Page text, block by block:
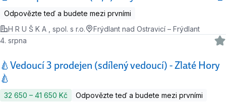
Odpovězte teď a budete mezi prvními
H R U Š K A , spol. s r.o.
Frýdlant nad Ostravicí – Frýdlant
🍐Vedoucí 3 prodejen (sdílený vedoucí) - Zlaté Hory
🍐
4. srpna
32 650 ‍–‍ 41 650 Kč
Odpovězte teď a budete mezi prvními